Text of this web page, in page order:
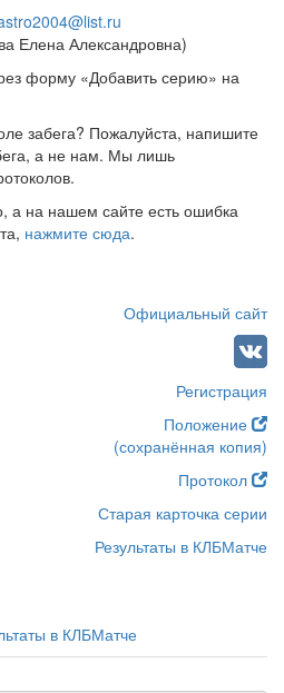
Елена Александровна)
форму «Добавить серию» на
забега? Пожалуйста, напишите
а не нам. Мы лишь
а на нашем сайте есть ошибка
нажмите сюда.
Официальный сайт
Регистрация
Положение
(сохранённая копия)
Протокол
Старая карточка серии
Результаты в КЛБМатче
в КЛБМатче